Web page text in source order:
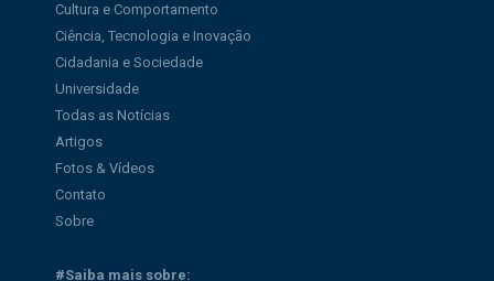
Cultura e Comportamento
Ciência, Tecnologia e Inovação
Cidadania e Sociedade
Universidade
Todas as Notícias
Artigos
Fotos & Vídeos
Contato
Sobre
#Saiba mais sobre: